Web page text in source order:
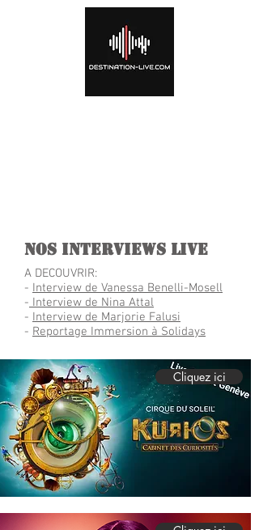
NOS INTERVIEWS LIVE
A DECOUVRIR:
- Interview de Vanessa Benelli-Mosell
- Interview de Nina Attal
- Interview de Marjorie Falusi
- Reportage Immersion à Solidays
Cliquez ici